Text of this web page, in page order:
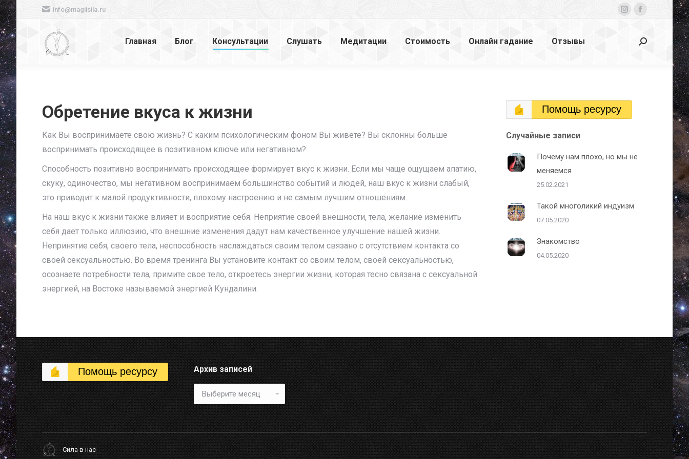
info@magiisila.ru
Страница
открывается
Страница
Facebook
открывается
Главная Блог Консультации Слушать Медитации Стоимость Онлайн гадание Отзывы Поиск:
Обретение вкуса к жизни
Как Вы воспринимаете свою жизнь? С каким психологическим фоном Вы живете? Вы склонны больше
воспринимать происходящее в позитивном ключе или негативном?
Способность позитивно воспринимать происходящее формирует вкус к жизни. Если мы чаще ощущаем апатию,
скуку, одиночество, мы негативном воспринимаем большинство событий и людей, наш вкус к жизни слабый,
это приводит к малой продуктивности, плохому настроению и не самым лучшим отношениям.
На наш вкус к жизни также влияет и восприятие себя. Неприятие своей внешности, тела, желание изменить
себя дает только иллюзию, что внешние изменения дадут нам качественное улучшение нашей жизни.
Непринятие себя, своего тела, неспособность наслаждаться своим телом связано с отсутствием контакта со
своей сексуальностью. Во время тренинга Вы установите контакт со своим телом, своей сексуальностью,
осознаете потребности тела, примите свое тело, откроетесь энергии жизни, которая тесно связана с сексуальной
энергией, на Востоке называемой энергией Кундалини.
Помощь ресурсу
Случайные записи
Почему нам плохо, но мы не
меняемся
25.02.2021
Такой многоликий индуизм
07.05.2020
Знакомство
04.05.2020
Помощь ресурсу Архив записей
Архив
записей
Сила в нас